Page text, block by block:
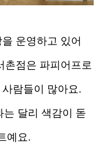
운영하고 있어
촌점은 파피어프로
람들이 많아요.
는 달리 색감이 돋
예요.